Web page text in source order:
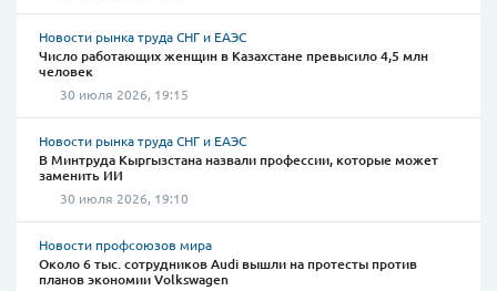
Новости рынка труда СНГ и ЕАЭС
Число работающих женщин в Казахстане превысило 4,5 млн
человек
30 июля 2026, 19:15
Новости рынка труда СНГ и ЕАЭС
В Минтруда Кыргызстана назвали профессии, которые может
заменить ИИ
30 июля 2026, 19:10
Новости профсоюзов мира
Около 6 тыс. сотрудников Audi вышли на протесты против
планов экономии Volkswagen